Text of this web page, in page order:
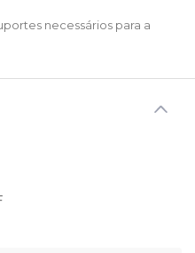
necessários para a